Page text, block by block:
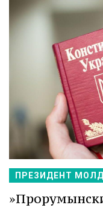
ПРЕЗИДЕНТ